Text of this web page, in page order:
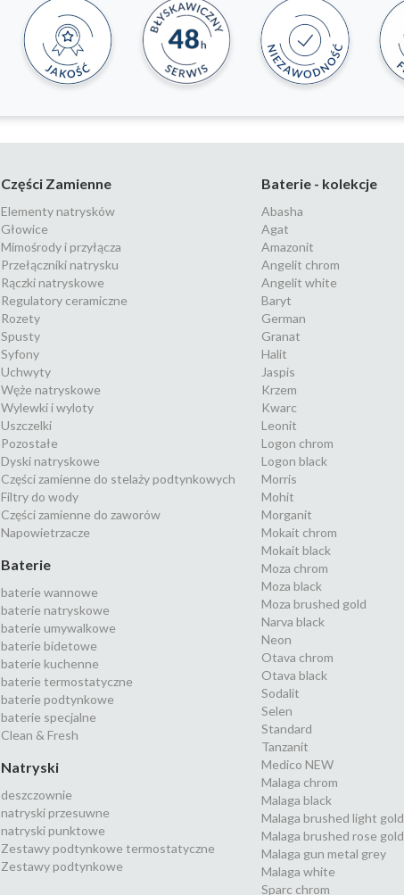
Części Zamienne
Elementy natrysków
Głowice
Mimośrody i przyłącza
Przełączniki natrysku
Rączki natryskowe
Regulatory ceramiczne
Rozety
Spusty
Syfony
Uchwyty
Węże natryskowe
Wylewki i wyloty
Uszczelki
Pozostałe
Dyski natryskowe
Części zamienne do stelaży podtynkowych
Filtry do wody
Części zamienne do zaworów
Napowietrzacze
Baterie
baterie wannowe
baterie natryskowe
baterie umywalkowe
baterie bidetowe
baterie kuchenne
baterie termostatyczne
baterie podtynkowe
baterie specjalne
Clean & Fresh
Natryski
deszczownie
natryski przesuwne
natryski punktowe
Zestawy podtynkowe termostatyczne
Zestawy podtynkowe
Baterie - kolekcje
Abasha
Agat
Amazonit
Angelit chrom
Angelit white
Baryt
German
Granat
Halit
Jaspis
Krzem
Kwarc
Leonit
Logon chrom
Logon black
Morris
Mohit
Morganit
Mokait chrom
Mokait black
Moza chrom
Moza black
Moza brushed gold
Narva black
Neon
Otava chrom
Otava black
Sodalit
Selen
Standard
Tanzanit
Medico NEW
Malaga chrom
Malaga black
Malaga brushed light gold
Malaga brushed rose gold
Malaga gun metal grey
Malaga white
Sparc chrom